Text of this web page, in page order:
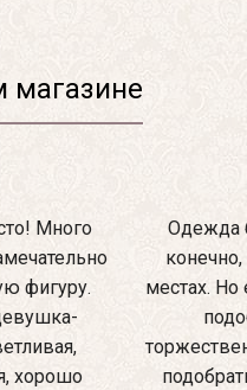
Много
фигуру.
хорошо
Одежда
местах.